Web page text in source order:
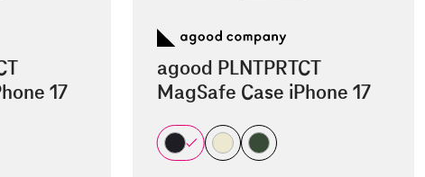
17
agood PLNTPRTCT
MagSafe Case iPhone 17